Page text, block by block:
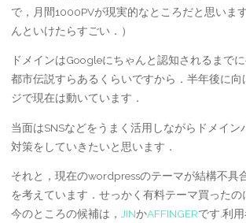
で，月間1000PVが現実的なところだと思いま
んといけたらすごい．）
ドメインはGoogleにちゃんと認知されるまで
都市伝説すらあるくらいですから．半年後に向
ジで現在は動いています．
当面はSNSなどをうまく活用しながらドメイン
対策をしていきたいと思います．
それと，現在のwordpressのテーマが結構不具
を考えています．せっかく有料テーマ買ったの
今のところの候補は， JINかAFFINGERです.利